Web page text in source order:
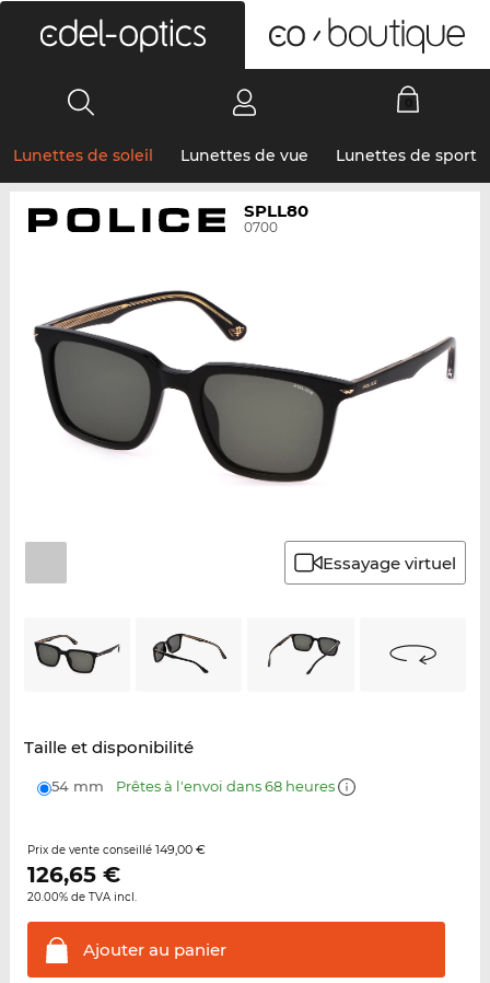
Lunettes de soleil Lunettes de vue Lunettes de sport
SPLL80
0700
Essayage virtuel
Taille et disponibilité
54 mm Prêtes à l'envoi dans 68 heures
Prix de vente conseillé 149,00 €
126,65€
20.00% de TVA incl.
Ajouter au panier